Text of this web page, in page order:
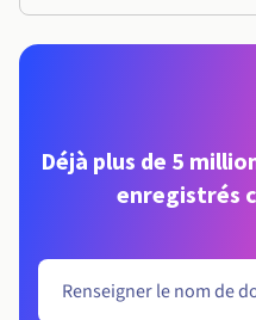
Déjà plus de 5
enregistrés